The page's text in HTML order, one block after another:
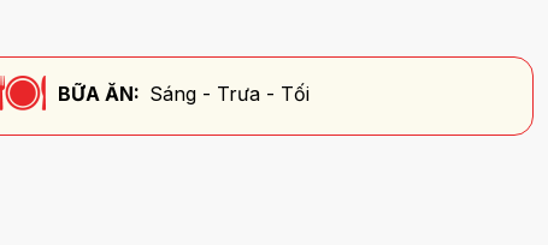
BỮA ĂN: Sáng - Trưa - Tối